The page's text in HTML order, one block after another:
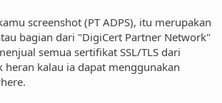
screenshot (PT ADPS), itu merupakan
bagian dari "DigiCert Partner Network"
semua sertifikat SSL/TLS dari
heran kalau ia dapat menggunakan